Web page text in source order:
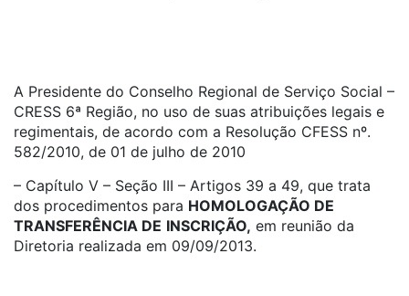
A Presidente do Conselho Regional de Serviço Social –
CRESS 6ª Região, no uso de suas atribuições legais e
regimentais, de acordo com a Resolução CFESS nº.
582/2010, de 01 de julho de 2010
– Capítulo V – Seção III – Artigos 39 a 49, que trata
dos procedimentos para HOMOLOGAÇÃO DE
TRANSFERÊNCIA DE INSCRIÇÃO, em reunião da
Diretoria realizada em 09/09/2013.